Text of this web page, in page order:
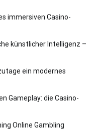
immersiven Casino-
künstlicher Intelligenz –
ein modernes
Gameplay: die Casino-
Online Gambling